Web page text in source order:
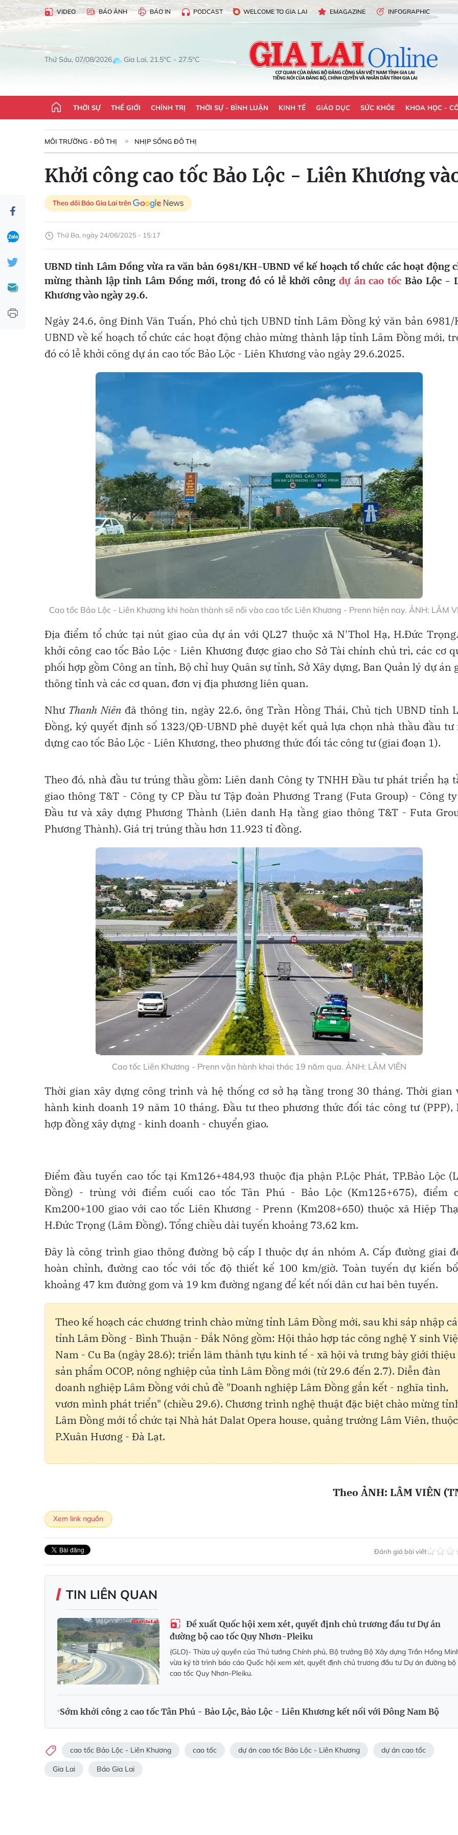
VIDEO BÁO ẢNH BÁO IN PODCAST WELCOME TO GIA LAI EMAGAZINE INFOGRAPHIC
Thứ Sáu, 07/08/2026 Gia Lai, 21.5°C - 27.5°C
THỜI SỰ THẾ GIỚI CHÍNH TRỊ THỜI SỰ - BÌNH LUẬN KINH TẾ GIÁO DỤC SỨC KHỎE KHOA HỌC -
MÔI TRƯỜNG - ĐÔ THỊ NHỊP SỐNG ĐÔ THỊ
Khởi công cao tốc Bảo Lộc - Liên Khương
Theo dõi Báo Gia Lai trên
Thứ Ba, ngày 24/06/2025 - 15:17
UBND tỉnh Lâm Đồng vừa ra văn bản 6981/KH-UBND về kế hoạch tổ chức các hoạt động
mừng thành lập tỉnh Lâm Đồng mới, trong đó có lễ khởi công dự án cao tốc Bảo Lộc -
Khương vào ngày 29.6.
Ngày 24.6, ông Đinh Văn Tuấn, Phó chủ tịch UBND tỉnh Lâm Đồng ký văn bản 6981/
UBND về kế hoạch tổ chức các hoạt động chào mừng thành lập tỉnh Lâm Đồng mới,
đó có lễ khởi công dự án cao tốc Bảo Lộc - Liên Khương vào ngày 29.6.2025.
Cao tốc Bảo Lộc - Liên Khương khi hoàn thành sẽ nối vào cao tốc Liên Khương - Prenn hiện nay. ẢNH: LÂM
Địa điểm tổ chức tại nút giao của dự án với QL27 thuộc xã N'Thol Hạ, H.Đức
khởi công cao tốc Bảo Lộc - Liên Khương được giao cho Sở Tài chính chủ trì, các cơ
phối hợp gồm Công an tỉnh, Bộ chỉ huy Quân sự tỉnh, Sở Xây dựng, Ban Quản lý dự án
thông tỉnh và các cơ quan, đơn vị địa phương liên quan.
Như Thanh Niênđã thông tin, ngày 22.6, ông Trần Hồng Thái, Chủ tịch UBND tỉnh
Đồng, ký quyết định số 1323/QĐ-UBND phê duyệt kết quả lựa chọn nhà thầu đầu tư
dựng cao tốc Bảo Lộc - Liên Khương, theo phương thức đối tác công tư (giai đoạn 1).
Theo đó, nhà đầu tư trúng thầu gồm: Liên danh Công ty TNHH Đầu tư phát triển hạ
giao thông T&T - Công ty CP Đầu tư Tập đoàn Phương Trang (Futa Group) - Công ty
Đầu tư và xây dựng Phương Thành (Liên danh Hạ tầng giao thông T&T - Futa
Phương Thành). Giá trị trúng thầu hơn 11.923 tỉ đồng.
Cao tốc Liên Khương - Prenn vận hành khai thác 19 năm qua. ẢNH: LÂM VIÊN
Thời gian xây dựng công trình và hệ thống cơ sở hạ tầng trong 30 tháng. Thời gian
hành kinh doanh 19 năm 10 tháng. Đầu tư theo phương thức đối tác công tư (PPP),
hợp đồng xây dựng - kinh doanh - chuyển giao.
Điểm đầu tuyến cao tốc tại Km126+484,93 thuộc địa phận P.Lộc Phát, TP.Bảo Lộc
Đồng) - trùng với điểm cuối cao tốc Tân Phú - Bảo Lộc (Km125+675), điểm
Km200+100 giao với cao tốc Liên Khương - Prenn (Km208+650) thuộc xã Hiệp
H.Đức Trọng (Lâm Đồng). Tổng chiều dài tuyến khoảng 73,62 km.
Đây là công trình giao thông đường bộ cấp I thuộc dự án nhóm A. Cấp đường giai
hoàn chỉnh, đường cao tốc với tốc độ thiết kế 100 km/giờ. Toàn tuyến dự kiến
khoảng 47 km đường gom và 19 km đường ngang để kết nối dân cư hai bên tuyến.
Theo kế hoạch các chương trình chào mừng tỉnh Lâm Đồng mới, sau khi sáp nhập
tỉnh Lâm Đồng - Bình Thuận - Đắk Nông gồm: Hội thảo hợp tác công nghệ Y sinh
Nam - Cu Ba (ngày 28.6); triển lãm thành tựu kinh tế - xã hội và trưng bày giới thiệu
sản phẩm OCOP, nông nghiệp của tỉnh Lâm Đồng mới (từ 29.6 đến 2.7). Diễn đàn
doanh nghiệp Lâm Đồng với chủ đề "Doanh nghiệp Lâm Đồng gắn kết - nghĩa tình,
vươn mình phát triển" (chiều 29.6). Chương trình nghệ thuật đặc biệt chào mừng
Lâm Đồng mới tổ chức tại Nhà hát Dalat Opera house, quảng trường Lâm Viên, thuộc
P.Xuân Hương - Đà Lạt.
Theo ẢNH: LÂM VIÊN
Xem link nguồn
Đánh giá bài viết
TIN LIÊN QUAN
Đề xuất Quốc hội xem xét, quyết định chủ trương đầu tư Dự án
đường bộ cao tốc Quy Nhơn-Pleiku
(GLO)- Thừa uỷ quyền của Thủ tướng Chính phủ, Bộ trưởng Bộ Xây dựng Trần Hồng
vừa ký tờ trình báo cáo Quốc hội xem xét, quyết định chủ trương đầu tư Dự án đường bộ
cao tốc Quy Nhơn-Pleiku.
Sớm khởi công 2 cao tốc Tân Phú - Bảo Lộc, Bảo Lộc - Liên Khương kết nối với Đông Nam Bộ
cao tốc Bảo Lộc - Liên Khương cao tốc dự án cao tốc Bảo Lộc - Liên Khương dự án cao tốc
Gia Lai Báo Gia Lai